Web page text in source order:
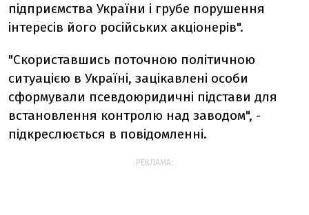
підприємства України і грубе порушення
інтересів його російських акціонерів".
"Скориставшись поточною політичною
ситуацією в Україні, зацікавлені особи
сформували псевдоюридичні підстави для
встановлення контролю над заводом", -
підкреслюється в повідомленні.
РЕКЛАМА: